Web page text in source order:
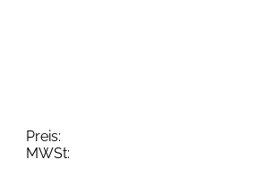
Preis:
MWSt: